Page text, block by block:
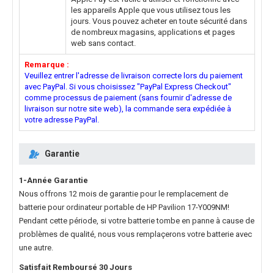
les appareils Apple que vous utilisez tous les
jours. Vous pouvez acheter en toute sécurité dans
de nombreux magasins, applications et pages
web sans contact.
Remarque :
Veuillez entrer l'adresse de livraison correcte lors du paiement
avec PayPal. Si vous choisissez "PayPal Express Checkout"
comme processus de paiement (sans fournir d'adresse de
livraison sur notre site web), la commande sera expédiée à
votre adresse PayPal.
Garantie
1-Année Garantie
Nous offrons 12 mois de garantie pour le remplacement de
batterie pour ordinateur portable de HP Pavilion 17-Y009NM!
Pendant cette période, si votre batterie tombe en panne à cause de
problèmes de qualité, nous vous remplaçerons votre batterie avec
une autre.
Satisfait Remboursé 30 Jours